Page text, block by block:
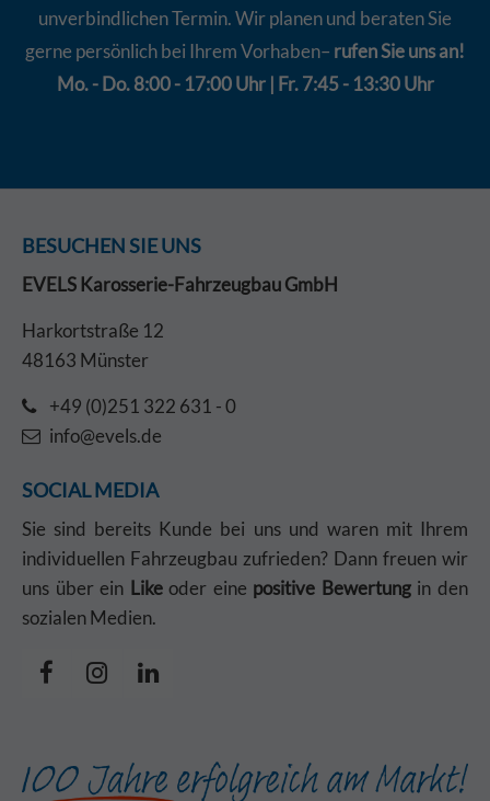
unverbindlichen Termin. Wir planen und beraten Sie
gerne persönlich bei Ihrem Vorhaben– rufen Sie uns an!
Mo. - Do. 8:00 - 17:00 Uhr | Fr. 7:45 - 13:30 Uhr
BESUCHEN SIE UNS
EVELS Karosserie-Fahrzeugbau GmbH
Harkortstraße 12
48163 Münster
+49 (0)251 322 631 - 0
info@evels.de
SOCIAL MEDIA
Sie sind bereits Kunde bei uns und waren mit Ihrem
individuellen Fahrzeugbau zufrieden? Dann freuen wir
uns über ein Likeoder eine positive Bewertungin den
sozialen Medien.